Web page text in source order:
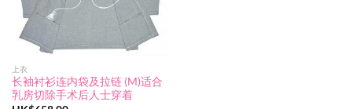
上衣
长袖衬衫连内袋及拉链 (M)适合
乳房切除手术后人士穿着